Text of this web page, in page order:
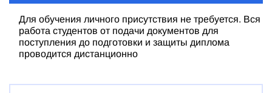
Для обучения личного присутствия не требуется. Вся
работа студентов от подачи документов для
поступления до подготовки и защиты диплома
проводится дистанционно